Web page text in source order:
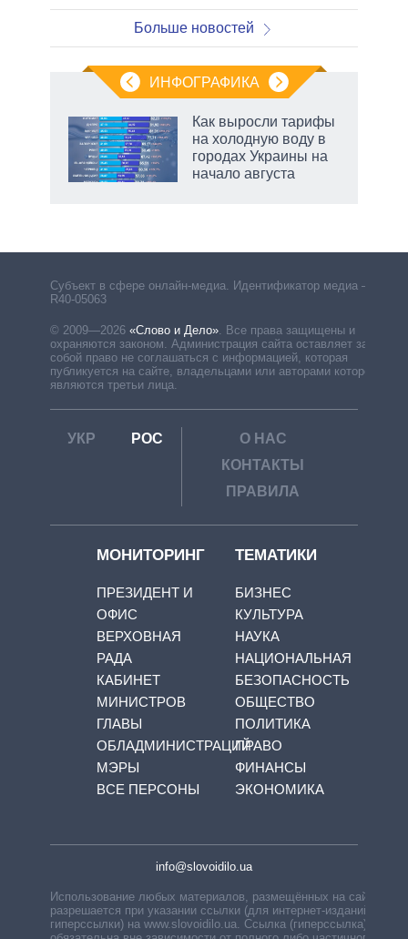
Больше новостей
ИНФОГРАФИКА
Как выросли тарифы
на холодную воду в
городах Украины на
начало августа
Субъект в сфере онлайн-медиа. Идентификатор медиа –
R40-05063
© 2009—2026 «Слово и Дело». Все права защищены и
охраняются законом. Администрация сайта оставляет за
собой право не соглашаться с информацией, которая
публикуется на сайте, владельцами или авторами которой
являются третьи лица.
УКР РОС
О НАС
КОНТАКТЫ
ПРАВИЛА
МОНИТОРИНГ
ПРЕЗИДЕНТ И
ОФИС
ВЕРХОВНАЯ
РАДА
КАБИНЕТ
МИНИСТРОВ
ГЛАВЫ
ОБЛАДМИНИСТРАЦИЙ
МЭРЫ
ВСЕ ПЕРСОНЫ
ТЕМАТИКИ
БИЗНЕС
КУЛЬТУРА
НАУКА
НАЦИОНАЛЬНАЯ
БЕЗОПАСНОСТЬ
ОБЩЕСТВО
ПОЛИТИКА
ПРАВО
ФИНАНСЫ
ЭКОНОМИКА
info@slovoidilo.ua
Использование любых материалов, размещённых на сайте,
разрешается при указании ссылки (для интернет-изданий —
гиперссылки) на www.slovoidilo.ua. Ссылка (гиперссылка)